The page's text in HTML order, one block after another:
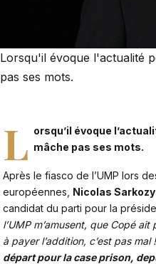
Lorsqu'il évoque l'actualité
pas ses mots.
L orsqu’il évoque
mâche pas ses mots.
Après le fiasco de l’UMP lors
européennes, Nicolas Sarkozy
candidat du parti pour la
l’UMP m’amusent, que Copé
à payer l’addition, c’est pas mal !
départ pour la case prison,